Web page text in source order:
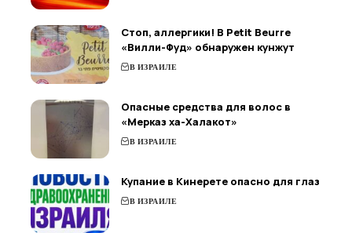
Стоп, аллергики! В Petit Beurre
«Вилли-Фуд» обнаружен кунжут
В ИЗРАИЛЕ
Опасные средства для волос в
«Мерказ ха-Халакот»
В ИЗРАИЛЕ
Купание в Кинерете опасно для глаз
В ИЗРАИЛЕ